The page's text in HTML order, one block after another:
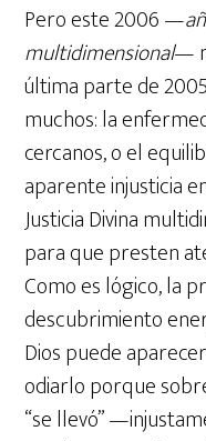
Pero este 2006 —
multidimensional—
última parte de
muchos: la
cercanos, o el
aparente injusticia
Justicia Divina
para que presten
Como es lógico, la
descubrimiento
Dios puede
odiarlo porque
“se llevó”